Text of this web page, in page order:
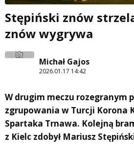
Stępiński znów
znów wygrywa
Michał Gajos
2026.01.17 14:42
W drugim meczu rozegranym
zgrupowania w Turcji Korona
Spartaka Trnawa. Kolejną
z Kielc zdobył Mariusz